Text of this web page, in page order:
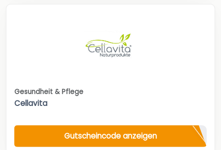
Gesundheit & Pflege
Cellavita
Gutscheincode anzeigen